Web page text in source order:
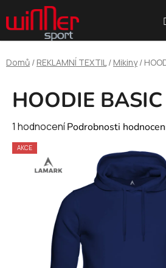
na
obsah
Domů / REKLAMNÍ TEXTIL / Mikiny /
HOODIE
Průměrné
hodnocení
produktu
hvězdiček.
1 hodnoceníPodrobnosti
AKCE